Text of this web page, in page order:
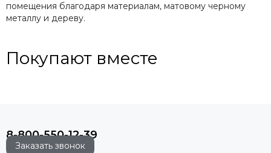
помещения благодаря материалам, матовому черному
металлу и дереву.
Покупают вместе
8-800-550-12-39
Заказать звонок